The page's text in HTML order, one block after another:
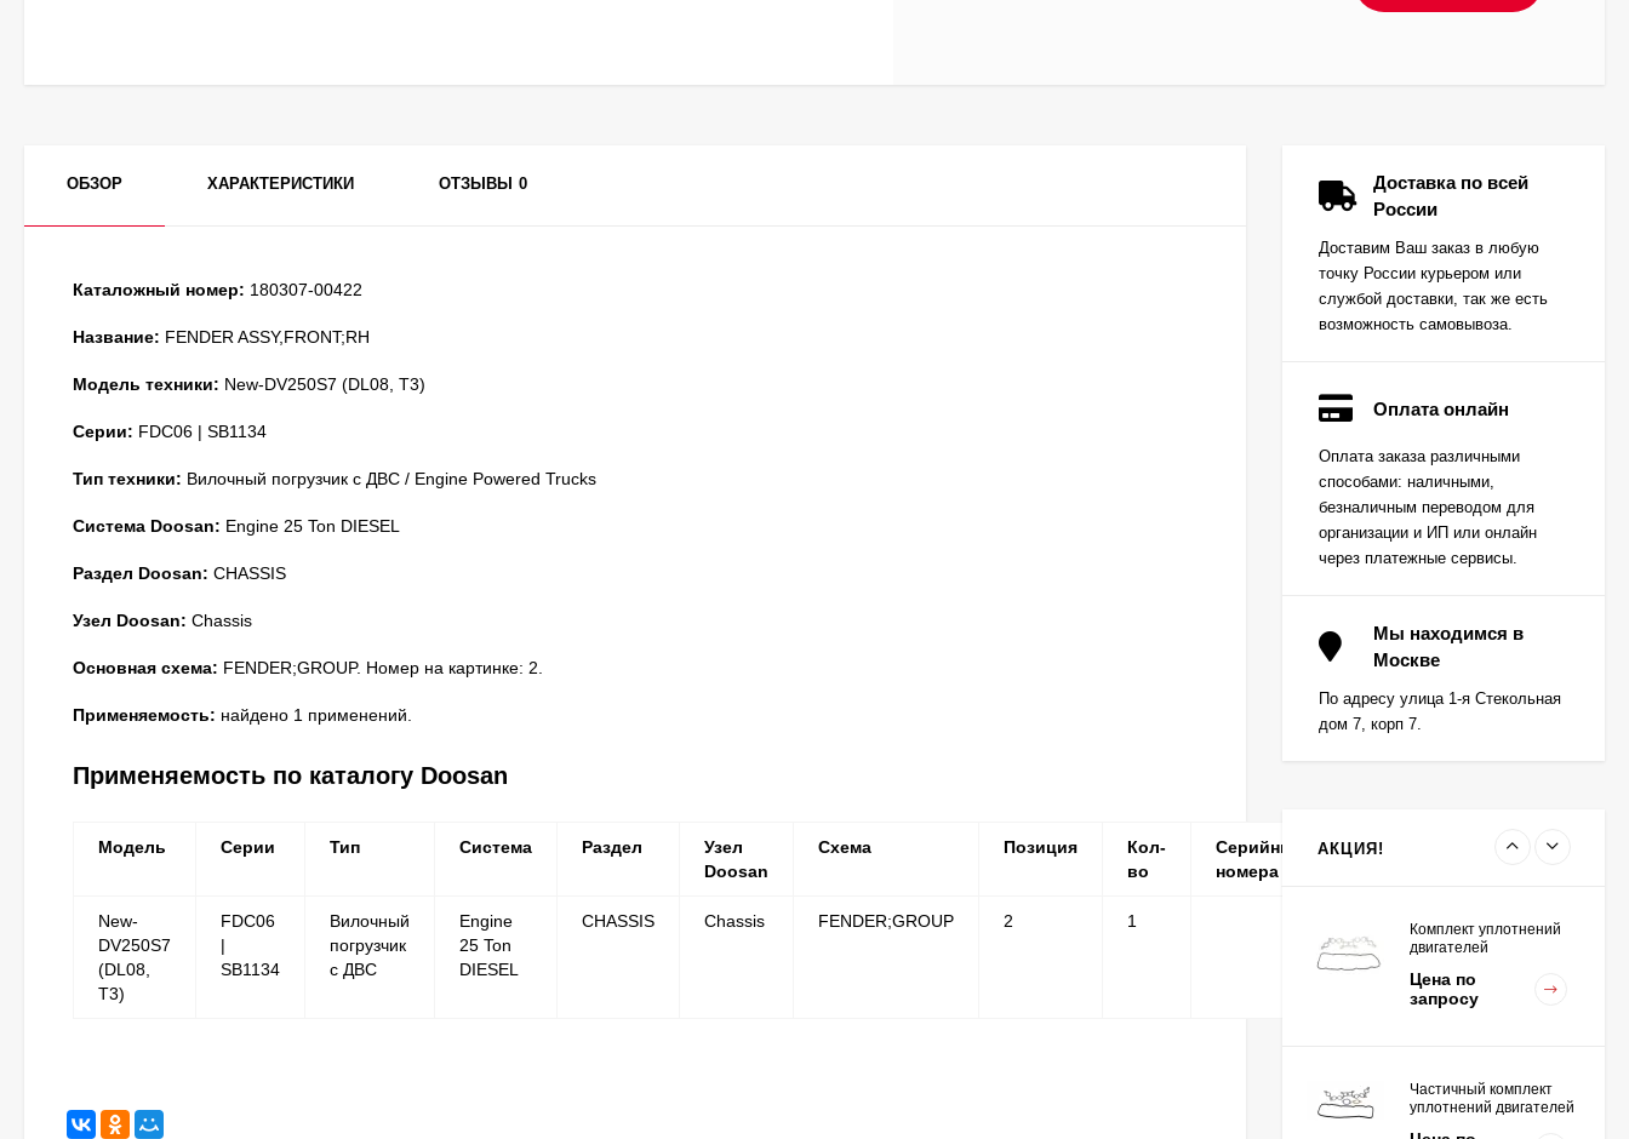
ОБЗОР ХАРАКТЕРИСТИКИ ОТЗЫВЫ 0
Каталожный номер: 180307-00422
Название: FENDER ASSY,FRONT;RH
Модель техники: New-DV250S7 (DL08, T3)
Серии: FDC06 | SB1134
Тип техники: Вилочный погрузчик с ДВС / Engine Powered Trucks
Система Doosan: Engine 25 Ton DIESEL
Раздел Doosan: CHASSIS
Узел Doosan: Chassis
Основная схема: FENDER;GROUP. Номер на картинке: 2.
Применяемость: найдено 1 применений.
Применяемость по каталогу Doosan
Модель Серии Тип Система Раздел
Узел
Doosan
Схема Позиция
Кол-
во
Серийные
номера
Примечание
New-
DV250S7
(DL08,
T3)
FDC06
|
SB1134
Вилочный
погрузчик
с ДВС
Engine
25 Ton
DIESEL
CHASSIS Chassis FENDER;GROUP 2 1
Доставка по всей
России
Доставим Ваш заказ в любую
точку России курьером или
службой доставки, так же есть
возможность самовывоза.
Оплата онлайн
Оплата заказа различными
способами: наличными,
безналичным переводом для
организации и ИП или онлайн
через платежные сервисы.
Мы находимся в
Москве
По адресу улица 1-я Стекольная
дом 7, корп 7.
АКЦИЯ!
Вкладыш коренной
(0,25) (1шт - 1
половинка) для
двигателей
K15,K21,K25
запросу
(1шт - 1 половинка) для
двигателей
K15,K21,K25
Цена по
Комплект уплотнений
двигателей
Цена по
запросу
Частичный комплект
уплотнений двигателей